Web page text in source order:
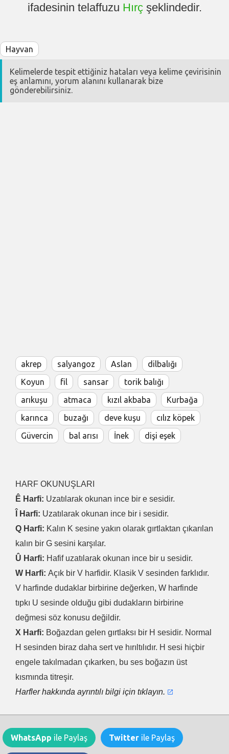
ifadesinin telaffuzu Hırçşeklindedir.
Hayvan
Kelimelerde tespit ettiğiniz hataları veya kelime çevirisinin
eş anlamını, yorum alanını kullanarak bize
gönderebilirsiniz.
akrep salyangoz Aslan
dilbalığı
Koyun
fil sansar
torik balığı
arıkuşu
atmaca kızıl akbaba
Kurbağa
karınca
buzağı deve kuşu
cılız köpek
Güvercin
bal arısı İnek dişi eşek
HARF OKUNUŞLARI
Ê Harfi: Uzatılarak okunan ince bir e sesidir.
Î Harfi: Uzatılarak okunan ince bir i sesidir.
Q Harfi: Kalın K sesine yakın olarak gırtlaktan çıkarılan
kalın bir G sesini karşılar.
Û Harfi: Hafif uzatılarak okunan ince bir u sesidir.
W Harfi: Açık bir V harfidir. Klasik V sesinden farklıdır.
V harfinde dudaklar birbirine değerken, W harfinde
tıpkı U sesinde olduğu gibi dudakların birbirine
değmesi söz konusu değildir.
X Harfi: Boğazdan gelen gırtlaksı bir H sesidir. Normal
H sesinden biraz daha sert ve hırıltılıdır. H sesi hiçbir
engele takılmadan çıkarken, bu ses boğazın üst
kısmında titreşir.
Harfler hakkında ayrıntılı bilgi için tıklayın.
WhatsApp ile Paylaş Twitter ile Paylaş